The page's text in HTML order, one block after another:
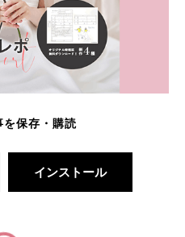
を保存・購読
インストール